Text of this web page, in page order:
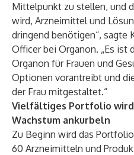
Mittelpunkt zu stellen, und
wird, Arzneimittel und
dringend benötigen“, sagte
Officer bei Organon. „Es ist
Organon für Frauen und
Optionen vorantreibt und
der Frau mitgestaltet.“
Vielfältiges Portfolio
Wachstum ankurbeln
Zu Beginn wird das
60 Arzneimitteln und